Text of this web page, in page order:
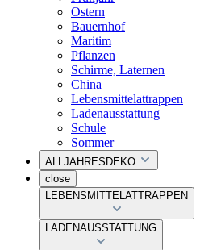
Ostern
Bauernhof
Maritim
Pflanzen
Schirme, Laternen
China
Lebensmittelattrappen
Ladenausstattung
Schule
Sommer
ALLJAHRESDEKO
close
LEBENSMITTELATTRAPPEN
LADENAUSSTATTUNG